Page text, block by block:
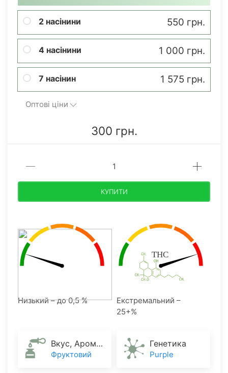
2 насінини 550 грн.
4 насінини 1 000 грн.
7 насінин 1 575 грн.
Оптові ціни
300 грн.
КУПИТИ
Низький – до 0,5 %
Екстремальний –
25+%
Вкус, Аромат
Фруктовий
Генетика
Purple